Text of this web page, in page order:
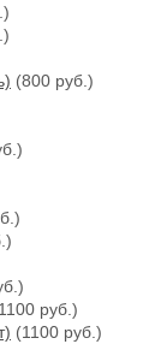
(800 руб.)
руб.)
(1100 руб.)